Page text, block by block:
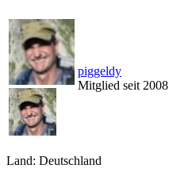
piggeldy
Mitglied seit 2008
Land: Deutschland